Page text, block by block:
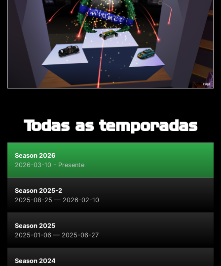
Todas as temporadas
Season 2026
2026-03-10 - Presente
Season 2025-2
2025-08-25 — 2026-02-10
Season 2025
2025-01-06 — 2025-06-27
Season 2024